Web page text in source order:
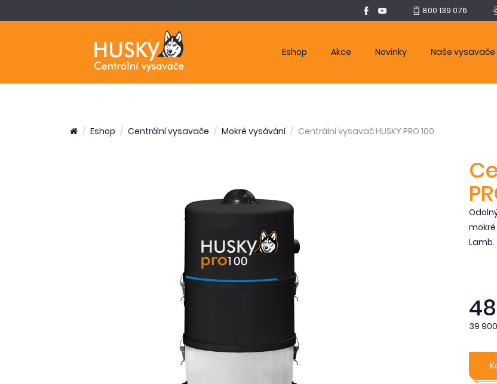
800 139 076
Eshop Akce Novinky Naše vysavače
Eshop Centrální vysavače Mokré vysávání Centrální vysavač HUSKY PRO 100
Lamb.
39